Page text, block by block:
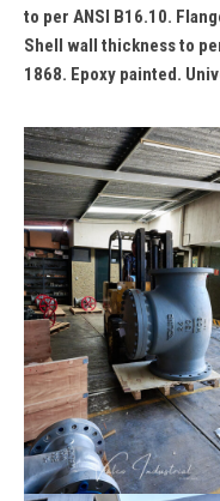
to per ANSI B16.10.
Shell wall thickness to
1868. Epoxy painted.